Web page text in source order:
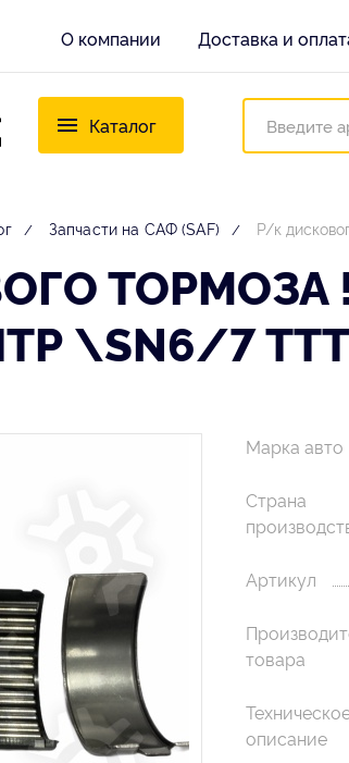
О компании Доставка и
Каталог
Запчасти на САФ (SAF) Р/к
\SN6/7 TTT
Марка авто
Страна
Артикул
товара
описание